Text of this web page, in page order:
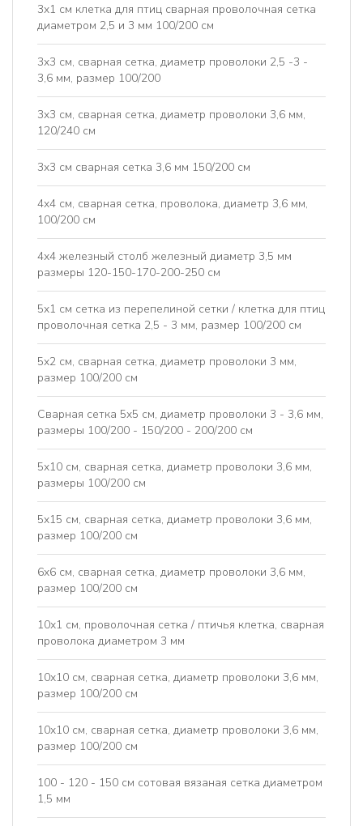
3x1 см клетка для птиц сварная проволочная сетка
диаметром 2,5 и 3 мм 100/200 см
3x3 см, сварная сетка, диаметр проволоки 2,5 -3 -
3,6 мм, размер 100/200
3x3 см, сварная сетка, диаметр проволоки 3,6 мм,
120/240 см
3x3 см сварная сетка 3,6 мм 150/200 см
4x4 см, сварная сетка, проволока, диаметр 3,6 мм,
100/200 см
4х4 железный столб железный диаметр 3,5 мм
размеры 120-150-170-200-250 см
5x1 см сетка из перепелиной сетки / клетка для птиц
проволочная сетка 2,5 - 3 мм, размер 100/200 см
5x2 см, сварная сетка, диаметр проволоки 3 мм,
размер 100/200 см
Сварная сетка 5x5 см, диаметр проволоки 3 - 3,6 мм,
размеры 100/200 - 150/200 - 200/200 см
5x10 см, сварная сетка, диаметр проволоки 3,6 мм,
размеры 100/200 см
5x15 см, сварная сетка, диаметр проволоки 3,6 мм,
размер 100/200 см
6x6 см, сварная сетка, диаметр проволоки 3,6 мм,
размер 100/200 см
10х1 см, проволочная сетка / птичья клетка, сварная
проволока диаметром 3 мм
10x10 см, сварная сетка, диаметр проволоки 3,6 мм,
размер 100/200 см
10x10 см, сварная сетка, диаметр проволоки 3,6 мм,
размер 100/200 см
100 - 120 - 150 см сотовая вязаная сетка диаметром
1,5 мм